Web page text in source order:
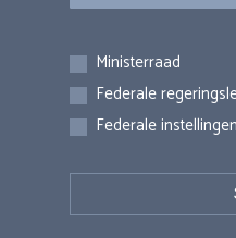
Inschrijvingen
Ministerraad
Federale
Federale instellingen